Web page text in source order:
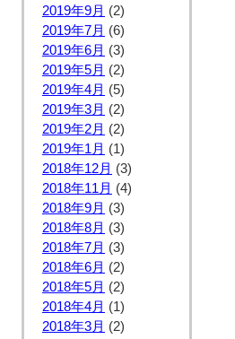
2019年9月 (2)
2019年7月 (6)
2019年6月 (3)
2019年5月 (2)
2019年4月 (5)
2019年3月 (2)
2019年2月 (2)
2019年1月 (1)
2018年12月 (3)
2018年11月 (4)
2018年9月 (3)
2018年8月 (3)
2018年7月 (3)
2018年6月 (2)
2018年5月 (2)
2018年4月 (1)
2018年3月 (2)